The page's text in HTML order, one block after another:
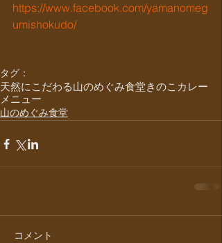
https://www.facebook.com/yamanomeg
umishokudo/
タグ：
天然にこだわる山のめぐみ食堂きのこカレー
メニュー
山のめぐみ食堂
コメント